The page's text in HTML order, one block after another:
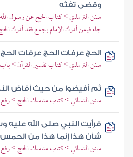
وقضى تفثه
سنن الترمذي > كتاب الحج عن رسول
جاء فيمن أدرك الإمام بجمع فقد أدرك
الحج عرفات الحج عرفات
سنن الترمذي > كتاب تفسير القرآن >
ثم أفيضوا من حيث أفاض
سنن النسائي > كتاب مناسك الحج > رفع
فرأيت النبي صلى الله عليه
شأن هذا إنما هذا من الحمس
سنن النسائي > كتاب مناسك الحج > رفع